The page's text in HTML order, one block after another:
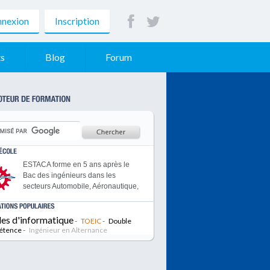
Inscription
Blog Forum
ESTACA forme en 5 ans après le
Bac des ingénieurs dans les
secteurs Automobile, Aéronautique,
ferroviaires. Membre de la
Conférence des Grandes Ecoles et
habilitée par la Commission des
Titres d’Ingénieurs.
d'informatique- TOEIC- Double
- Ingénieur en Alternance